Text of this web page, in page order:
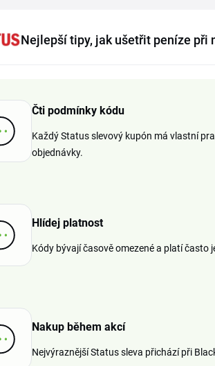
Nejlepší tipy, jak ušetřit peníze při
Čti podmínky kódu
Každý Status slevový kupón má vlastní
objednávky.
Hlídej platnost
Kódy bývají časově omezené a platí často
Nakup během akcí
Nejvýraznější Status sleva přichází při